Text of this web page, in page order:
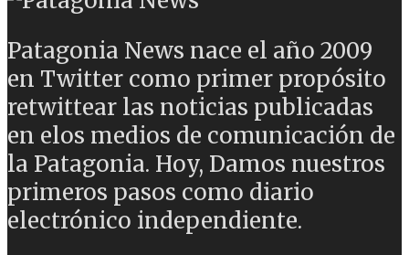
Patagonia News nace el año 2009
en Twitter como primer propósito
retwittear las noticias publicadas
en elos medios de comunicación de
la Patagonia. Hoy, Damos nuestros
primeros pasos como diario
electrónico independiente.